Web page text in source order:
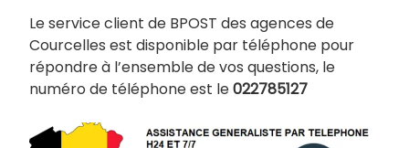
Le service client de BPOST des agences de
Courcelles est disponible par téléphone pour
répondre à l’ensemble de vos questions, le
numéro de téléphone est le022785127